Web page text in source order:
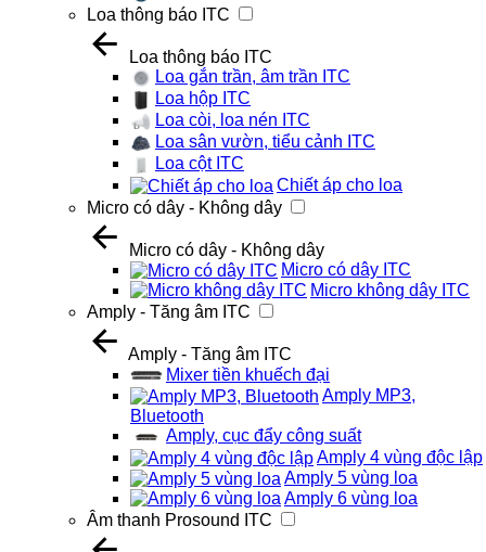
Loa thông báo ITC
Loa thông báo ITC
Loa gắn trần, âm trần ITC
Loa hộp ITC
Loa còi, loa nén ITC
Loa sân vườn, tiểu cảnh ITC
Loa cột ITC
Chiết áp cho loa
Micro có dây - Không dây
Micro có dây - Không dây
Micro có dây ITC
Micro không dây ITC
Amply - Tăng âm ITC
Amply - Tăng âm ITC
Mixer tiền khuếch đại
Amply MP3,
Bluetooth
Amply, cục đẩy công suất
Amply 4 vùng độc lập
Amply 5 vùng loa
Amply 6 vùng loa
Âm thanh Prosound ITC